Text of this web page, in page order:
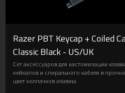
Razer PBT Keycap + Coiled
Classic Black - US/UK
Сет аксессуаров для кастомизации
кейкапов и спирального кабеля в
цвет колпачков клавиш.